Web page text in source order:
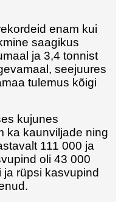
enam kui
saagikus
ja 3,4 tonnist
seejuures
tulemus kõigi
kujunes
ka kaunviljade ning
111 000 ja
oli 43 000
ja rüpsi kasvupind